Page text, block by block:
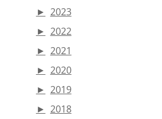
► 2023
► 2022
► 2021
► 2020
► 2019
► 2018